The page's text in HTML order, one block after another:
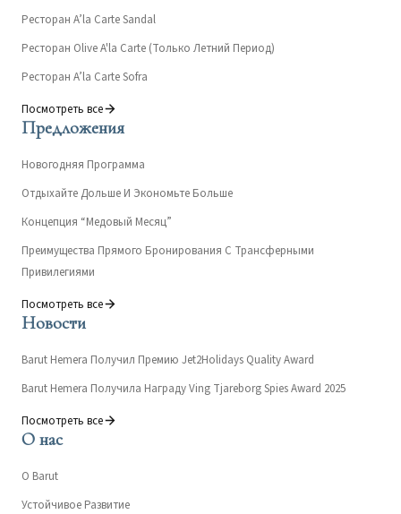
Ресторан A’la Carte Sandal
Ресторан Olive A'la Carte (Только Летний Период)
Ресторан A’la Carte Sofra
Посмотреть все
Предложения
Новогодняя Программа
Отдыхайте Дольше И Экономьте Больше
Концепция “Медовый Месяц”
Преимущества Прямого Бронирования С Трансферными
Привилегиями
Посмотреть все
Новости
Barut Hemera Получил Премию Jet2Holidays Quality Award
Barut Hemera Получила Награду Ving Tjareborg Spies Award 2025
Посмотреть все
О нас
О Barut
Устойчивое Развитие